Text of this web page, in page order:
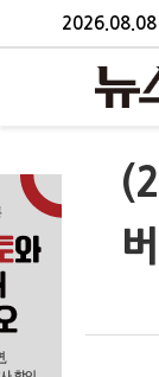
2026.08.08